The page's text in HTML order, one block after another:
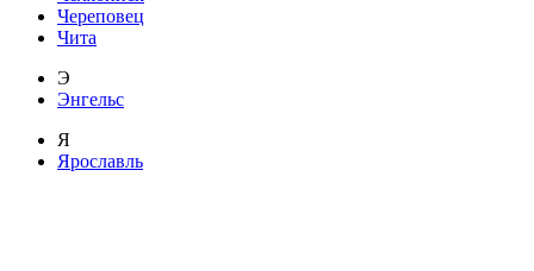
Череповец
Чита
Э
Энгельс
Я
Ярославль